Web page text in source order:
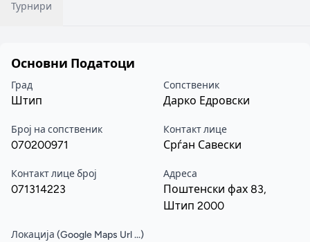
Турнири
Основни Податоци
Град
Штип
Сопственик
Дарко Едровски
Број на сопственик
070200971
Контакт лице
Срѓан Савески
Контакт лице број
071314223
Адреса
Поштенски фах 83,
Штип 2000
Локација (Google Maps Url ...)